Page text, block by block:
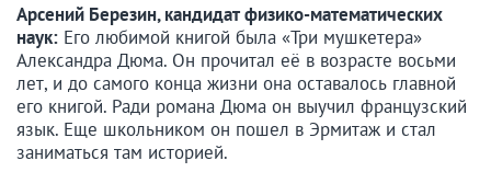
Арсений Березин, кандидат физико-математических
наук: Его любимой книгой была «Три мушкетера»
Александра Дюма. Он прочитал её в возрасте восьми
лет, и до самого конца жизни она оставалось главной
его книгой. Ради романа Дюма он выучил французский
язык. Еще школьником он пошел в Эрмитаж и стал
заниматься там историей.